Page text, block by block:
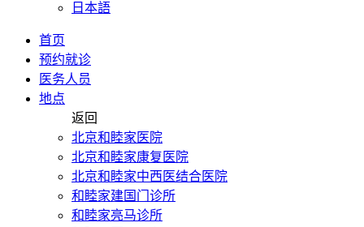
日本語
首页
预约就诊
医务人员
地点
返回
北京和睦家医院
北京和睦家康复医院
北京和睦家中西医结合医院
和睦家建国门诊所
和睦家亮马诊所